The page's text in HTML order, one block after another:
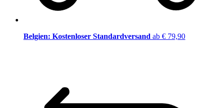
Belgien: Kostenloser Standardversand ab € 79,90